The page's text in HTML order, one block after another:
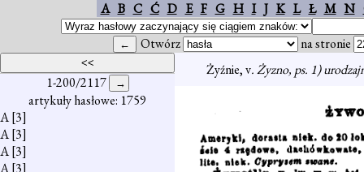
A B C Ć D E F G H I J K L Ł M N
Otwórz na stronie
1-200/2117
artykuły hasłowe: 1759
A[3]
A[3]
A[3]
A[3]
Żyźnie, v. Żyzno, ps. 1)